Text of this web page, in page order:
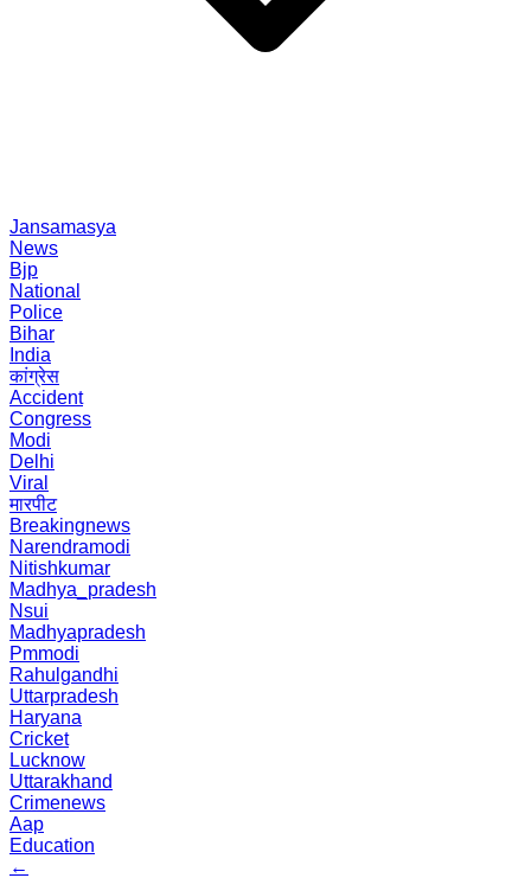
Jansamasya
News
Bjp
National
Police
Bihar
India
कांग्रेस
Accident
Congress
Modi
Delhi
Viral
मारपीट
Breakingnews
Narendramodi
Nitishkumar
Madhya_pradesh
Nsui
Madhyapradesh
Pmmodi
Rahulgandhi
Uttarpradesh
Haryana
Cricket
Lucknow
Uttarakhand
Crimenews
Aap
Education
←